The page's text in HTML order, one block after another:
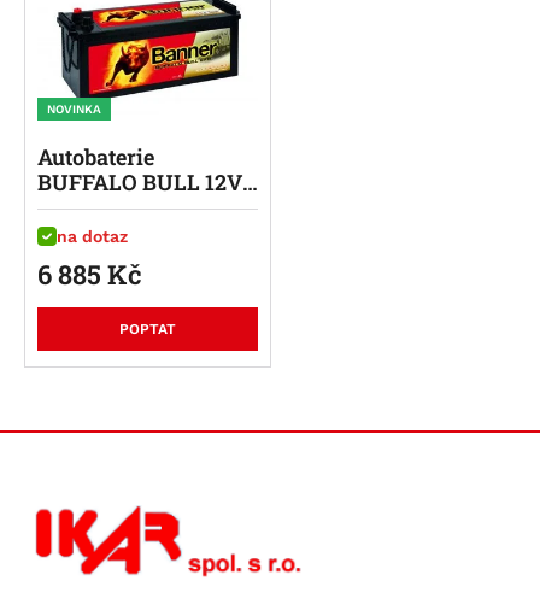
STAND BY BULL CELL OPzV - článek
STAND BY BULL CELL VLIES SCV
NOVINKA
na dotaz
Autobaterie
BUFFALO BULL 12V /
240Ah / 1200A
6 885 Kč
POPTAT